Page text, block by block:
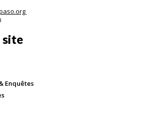
site
Enquêtes